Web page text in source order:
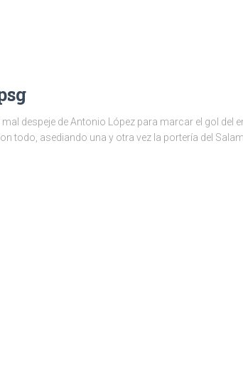
despeje de Antonio López para marcar el gol del
todo, asediando una y otra vez la portería del